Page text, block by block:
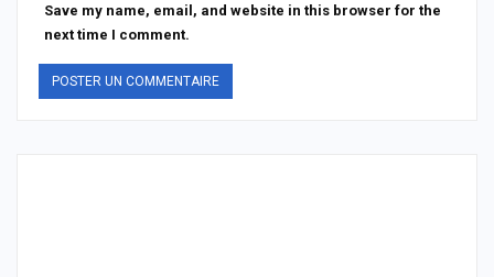
Save my name, email, and website in this browser for the
next time I comment.